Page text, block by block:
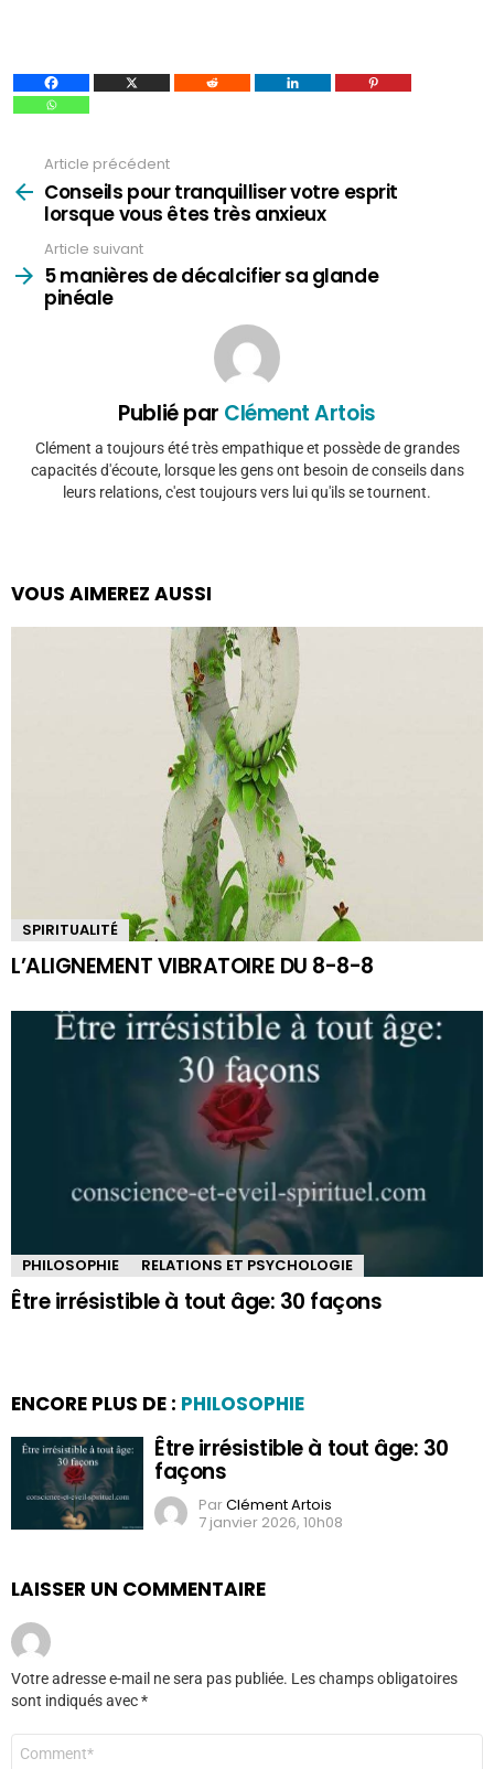
plus
Article précédent
Conseils pour tranquilliser votre esprit
lorsque vous êtes très anxieux
Article suivant
5 manières de décalcifier sa glande
pinéale
Publié par Clément Artois
Clément a toujours été très empathique et possède de grandes
capacités d'écoute, lorsque les gens ont besoin de conseils dans
leurs relations, c'est toujours vers lui qu'ils se tournent.
VOUS AIMEREZ AUSSI
SPIRITUALITÉ
L’ALIGNEMENT VIBRATOIRE DU 8-8-8
PHILOSOPHIE RELATIONS ET PSYCHOLOGIE
Être irrésistible à tout âge: 30 façons
ENCORE PLUS DE : PHILOSOPHIE
Être irrésistible à tout âge: 30
façons
ParClément Artois
7 janvier 2026, 10h08
LAISSER UN COMMENTAIRE
Votre adresse e-mail ne sera pas publiée. Les champs obligatoires
sont indiqués avec*